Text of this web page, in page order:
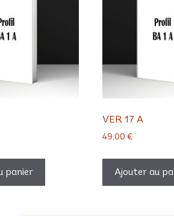
panier
VER 17 A
49,00 €
Ajouter au